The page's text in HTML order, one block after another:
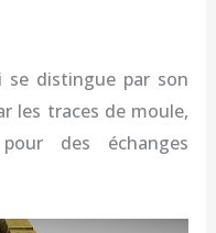
se distingue par son
les traces de moule,
des échanges